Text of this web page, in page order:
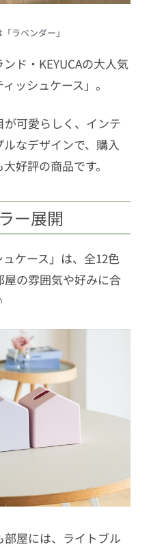
ラベンダー」
ド・KEYUCAの大人気
ッシュケース」。
が可愛らしく、インテ
なデザインで、購入
好評の商品です。
ー展開
ュケース」は、全12色
の雰囲気や好みに合
屋には、ライトブル